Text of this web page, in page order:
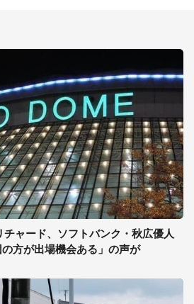
ャード、ソフトバンク・秋広優人
方が出場機会ある」の声が